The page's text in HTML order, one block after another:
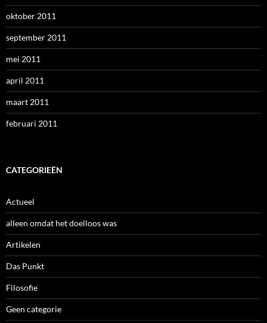
oktober 2011
september 2011
mei 2011
april 2011
maart 2011
februari 2011
CATEGORIEËN
Actueel
alleen omdat het doelloos was
Artikelen
Das Punkt
Filosofie
Geen categorie